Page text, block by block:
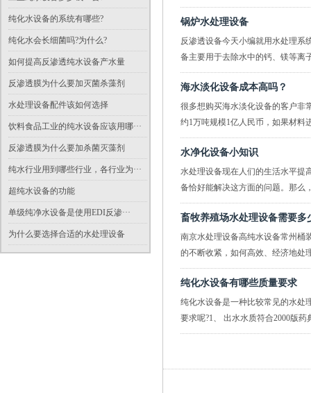
纯化水设备的系统有哪些?
纯化水会长细菌吗?为什么?
如何提高反渗透纯水设备产水量
反渗透膜为什么要加灭菌杀藻剂
水处理设备配件该如何选择
饮料食品工业的纯水设备应该用哪···
反渗透膜为什么要加杀菌灭藻剂
纯水行业用到哪些行业，各行业为···
超纯水设备的功能
单级纯净水设备是使用EDI反渗···
为什么要选择合适的水处理设备
锅炉水处理设备
反渗透设备今天小编就用水处理系
备主要用于去除水中的钙、镁等离
海水淡化设备成本高吗？
很多想购买海水淡化设备的客户非
约1万吨规模1亿人民币，如果材料
水净化设备小知识
水处理设备现在人们的生活水平提
备恰好能解决这方面的问题。那么
畜牧养殖场水处理设备需要多
南京水处理设备高纯水设备常州
的不断收紧，如何高效、经济地处
纯化水设备有哪些质量要求
纯化水设备是一种比较常见的水处
要求呢?1、 出水水质符合2000版